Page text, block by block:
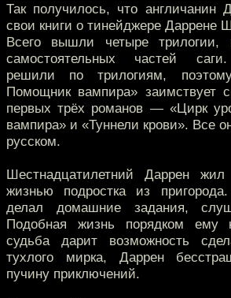
Так получилось, что англичанин
свои книги о тинейджере Даррене
Всего вышли четыре трилогии,
самостоятельных частей саги.
решили по трилогиям,
Помощник вампира» заимствует
первых трёх романов — «Цирк
вампира» и «Туннели крови». Все
русском.
Шестнадцатилетний Даррен
жизнью подростка из
делал домашние задания,
Подобная жизнь порядком ему
судьба дарит возможность
тухлого мирка, Даррен
пучину приключений.